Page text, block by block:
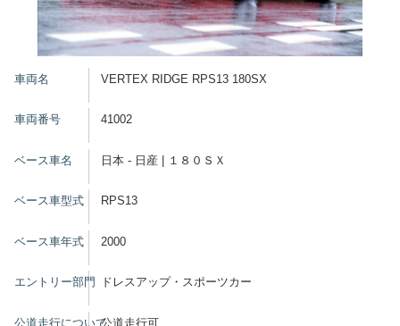
車両名 VERTEX RIDGE RPS13 180SX
車両番号 41002
ベース車名 日本 - 日産 | １８０ＳＸ
ベース車型式 RPS13
ベース車年式 2000
エントリー部門 ドレスアップ・スポーツカー
公道走行について公道走行可